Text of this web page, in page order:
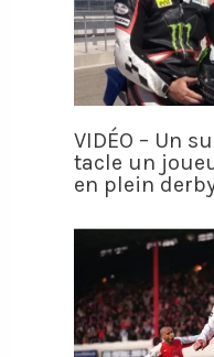
VIDÉO – Un
tacle un
en plein